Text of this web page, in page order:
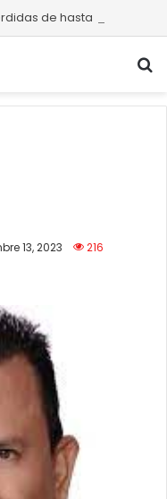
13, 2023
216